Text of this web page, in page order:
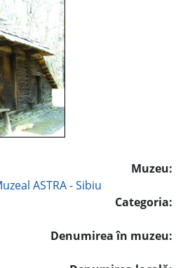
Muzeu:
ASTRA - Sibiu
Categoria:
Denumirea în muzeu: